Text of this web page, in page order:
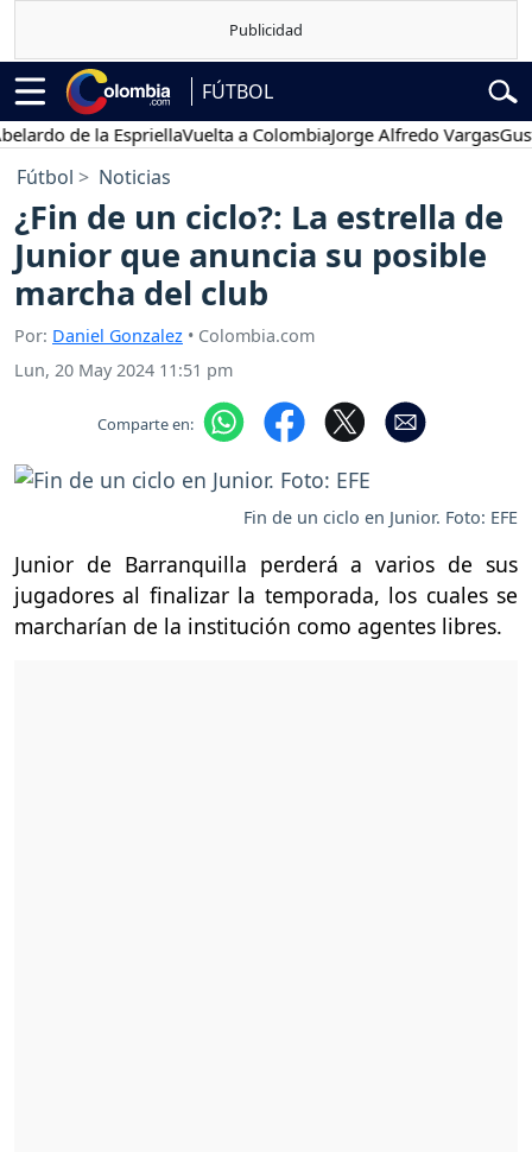
FÚTBOL
de la EspriellaVuelta a ColombiaJorge Alfredo VargasGustavo
Fútbol Noticias
¿Fin de un ciclo?: La estrella de
Junior que anuncia su posible
marcha del club
Por: Daniel Gonzalez • Colombia.com
Lun, 20 May 2024 11:51 pm
Comparte en:
Fin de un ciclo en Junior. Foto: EFE
Junior de Barranquilla perderá a varios de sus
jugadores al finalizar la temporada, los cuales se
marcharían de la institución como agentes libres.